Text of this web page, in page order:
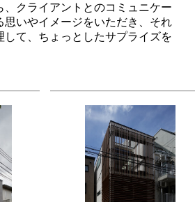
クライアントとのコミュニケー
いやイメージをいただき、それ
て、ちょっとしたサプライズを